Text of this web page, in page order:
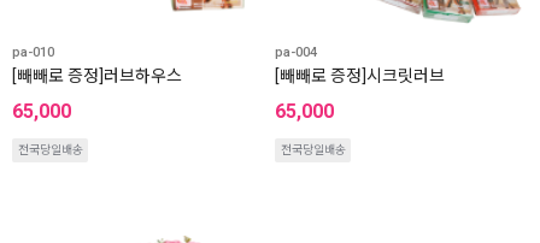
pa-010
[빼빼로 증정]러브하우스
65,000
전국당일배송
pa-004
[빼빼로 증정]시크릿러브
65,000
전국당일배송